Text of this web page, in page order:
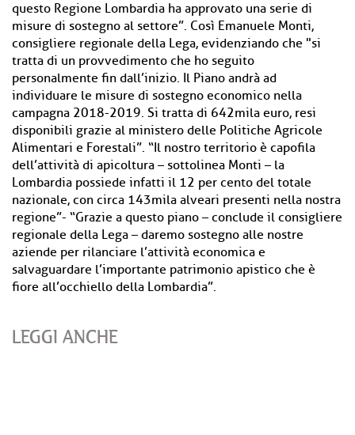
questo Regione Lombardia ha approvato una serie di
misure di sostegno al settore”. Così Emanuele Monti,
consigliere regionale della Lega, evidenziando che "si
tratta di un provvedimento che ho seguito
personalmente fin dall’inizio. Il Piano andrà ad
individuare le misure di sostegno economico nella
campagna 2018-2019. Si tratta di 642mila euro, resi
disponibili grazie al ministero delle Politiche Agricole
Alimentari e Forestali”. “Il nostro territorio è capofila
dell’attività di apicoltura – sottolinea Monti – la
Lombardia possiede infatti il 12 per cento del totale
nazionale, con circa 143mila alveari presenti nella nostra
regione”- “Grazie a questo piano – conclude il consigliere
regionale della Lega – daremo sostegno alle nostre
aziende per rilanciare l’attività economica e
salvaguardare l’importante patrimonio apistico che è
fiore all’occhiello della Lombardia”.
LEGGI ANCHE